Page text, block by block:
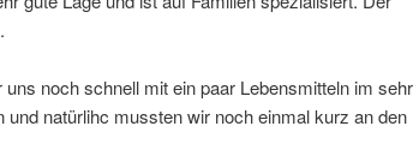
noch schnell mit ein paar Lebensmitteln im sehr
und natürlihc mussten wir noch einmal kurz an den